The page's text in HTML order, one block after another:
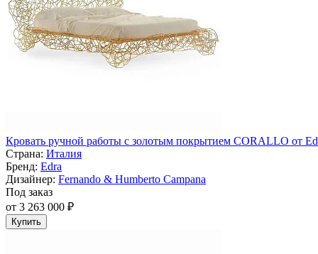
Кровать ручной работы с золотым покрытием CORALLO от
Страна: Италия
Бренд: Edra
Дизайнер: Fernando & Humberto Campana
Под заказ
от 3 263 000 ₽
Купить